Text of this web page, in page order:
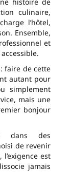
culinaire,
l’hôtel,
Ensemble,
et
faire de cette
autant pour
simplement
mais une
bonjour
dans des
de revenir
est
jamais